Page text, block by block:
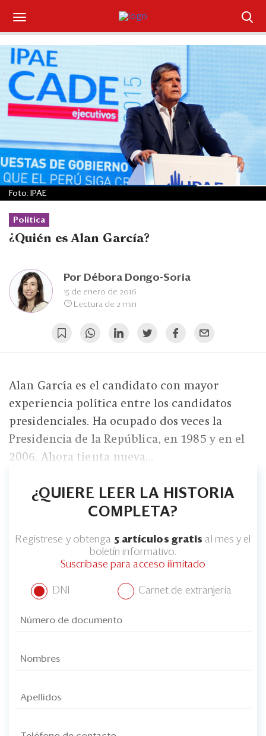
Suscríbase
Iniciar sesión
Portada
Sectores y Empresas
Management
Economía y Finanzas
Legal y Política
Blogs
Política
¿Quién es Alan García?
Por Débora Dongo-Soria
15 de enero de 2016
Lectura de 2 min
Foto: IPAE
Alan García es el candidato con mayor
experiencia política entre los candidatos
presidenciales. Ha ocupado dos veces la
Presidencia de la República, en 1985 y en el
2006. Ahora tienta nueva...
¿QUIERE LEER LA HISTORIA
COMPLETA?
Regístrese y obtenga 5 artículos gratis al mes y el
boletín informativo.
Suscríbase para acceso ilimitado
DNI Carnet de extranjería